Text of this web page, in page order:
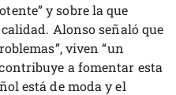
y sobre la que
Alonso señaló que
viven “un
a fomentar esta
está de moda y el